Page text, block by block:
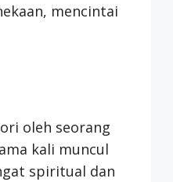
mencintai
oleh seorang
kali muncul
spiritual dan